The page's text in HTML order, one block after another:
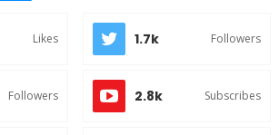
Likes 1.7k Followers
Followers 2.8k Subscribes